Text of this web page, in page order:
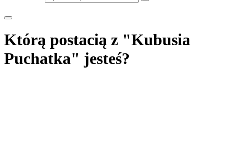
Którą postacią z "Kubusia
Puchatka" jesteś?